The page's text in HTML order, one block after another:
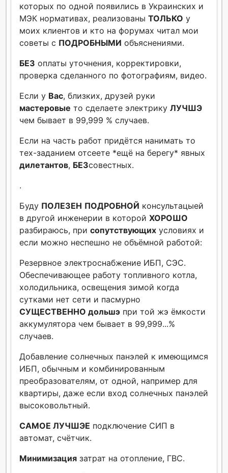
которых по одной появились в Украинских и
МЭК нормативах, реализованы ТОЛЬКО у
моих клиентов и кто на форумах читал мои
советы с ПОДРОБНЫМИ объяснениями.
БЕЗ оплаты уточнения, корректировки,
проверка сделанного по фотографиям, видео.
Если у Вас, близких, друзей руки
мастеровые то сделаете электрику ЛУЧШЭ
чем бывает в 99,999 % случаев.
Если на часть работ придётся нанимать то
тех-заданием отсеете *ещё на берегу* явных
дилетантов, БЕЗсовестных.
.
Буду ПОЛЕЗЕН ПОДРОБНОЙ консультацыей
в другой инженерии в которой ХОРОШО
разбираюсь, при сопутствующих условиях и
если можно неспешно не объёмной работой:
Резервное электроснабжение ИБП, СЭС.
Обеспечивающее работу топливного котла,
холодильника, освещения зимой когда
сутками нет сети и пасмурно
СУЩЕСТВЕННО дольшэ при той жэ ёмкости
аккумулятора чем бывает в 99,999...%
случаев.
Добавление солнечных панэлей к имеющимся
ИБП, обычным и комбинированным
преобразователям, от одной, например для
квартиры, даже если вход солнечных панэлей
высоковольтный.
САМОЕ ЛУЧШЭЕ подключение СИП в
автомат, счётчик.
Минимизация затрат на отопление, ГВС.